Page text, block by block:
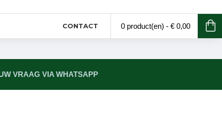
CONTACT 0 product(en) - € 0,00
VRAAG VIA WHATSAPP